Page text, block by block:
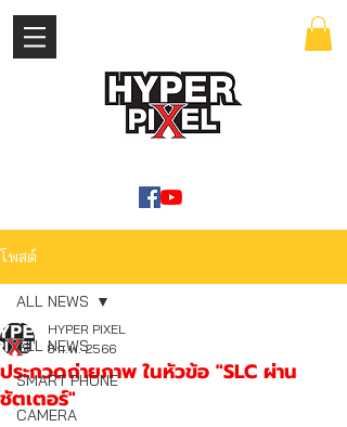
โพสต์
ALL NEWS
SMART PHONE
CAMERA
ALL NEWS
ประกวดถ่ายภาพ ในหัวข้อ "SLC ผ่าน
ชัตเตอร์"
HYPER PIXEL
8 ก.พ. 2566